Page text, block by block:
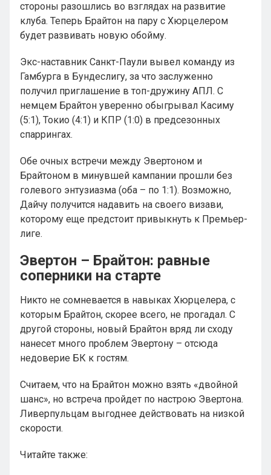
стороны разошлись во взглядах на развитие
клуба. Теперь Брайтон на пару с Хюрцелером
будет развивать новую обойму.
Экс-наставник Санкт-Паули вывел команду из
Гамбурга в Бундеслигу, за что заслуженно
получил приглашение в топ-дружину АПЛ. С
немцем Брайтон уверенно обыгрывал Касиму
(5:1), Токио (4:1) и КПР (1:0) в предсезонных
спаррингах.
Обе очных встречи между Эвертоном и
Брайтоном в минувшей кампании прошли без
голевого энтузиазма (оба – по 1:1). Возможно,
Дайчу получится надавить на своего визави,
которому еще предстоит привыкнуть к Премьер-
лиге.
Эвертон – Брайтон: равные
соперники на старте
Никто не сомневается в навыках Хюрцелера, с
которым Брайтон, скорее всего, не прогадал. С
другой стороны, новый Брайтон вряд ли сходу
нанесет много проблем Эвертону – отсюда
недоверие БК к гостям.
Считаем, что на Брайтон можно взять «двойной
шанс», но встреча пройдет по настрою Эвертона.
Ливерпульцам выгоднее действовать на низкой
скорости.
Читайте также: